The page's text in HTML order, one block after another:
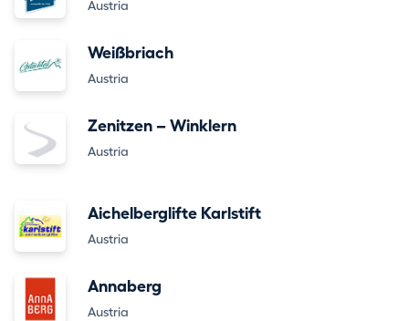
Austria
Weißbriach
Austria
Zenitzen – Winklern
Austria
Aichelberglifte Karlstift
Austria
Annaberg
Austria